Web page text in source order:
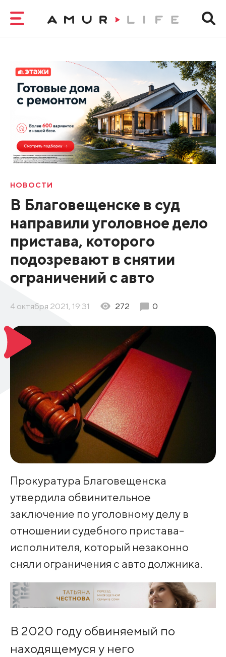
НОВОСТИ
В Благовещенске в суд
направили уголовное дело
пристава, которого
подозревают в снятии
ограничений с авто
4 октября 2021, 19:31 272 0
Прокуратура Благовещенска
утвердила обвинительное
заключение по уголовному делу в
отношении судебного пристава-
исполнителя, который незаконно
сняли ограничения с авто должника.
В 2020 году обвиняемый по
находящемуся у него